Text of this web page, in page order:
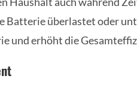
Batterie überlastet oder
und erhöht die